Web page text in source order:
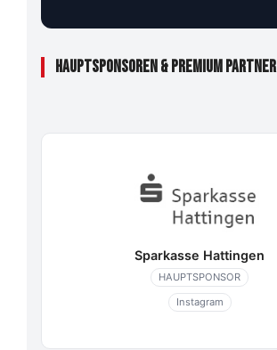
HAUPTSPONSOREN & PREMIUM PARTNER
Sparkasse Hattingen
HAUPTSPONSOR
Instagram